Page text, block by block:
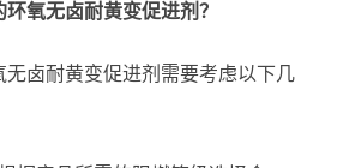
氧无卤耐黄变促进剂？
卤耐黄变促进剂需要考虑以下几